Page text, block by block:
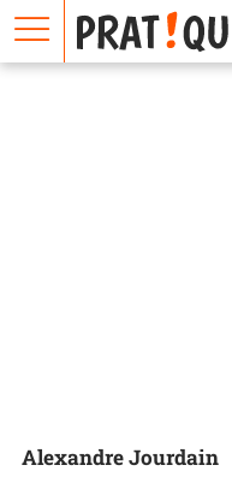
Alexandre Jourdain
E
m
a